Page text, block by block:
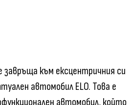
към ексцентричния си
автомобил ELO. Това е